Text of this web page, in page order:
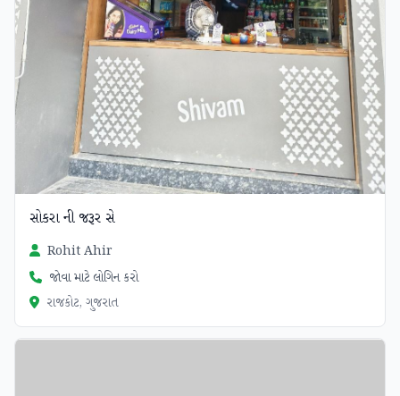
સોકરા ની જરૂર સે
Rohit Ahir
જોવા માટે લોગિન કરો
રાજકોટ, ગુજરાત